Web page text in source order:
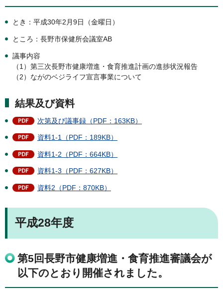
とき：平成30年2月9日（金曜日）
ところ：長野市保健所会議室AB
議事内容
（1）第三次長野市健康増進・食育推進計画の進捗状況報告
（2）ながのベジライフ宣言事業について
結果及び資料
次第及び議事録（PDF：163KB）
資料1-1（PDF：189KB）
資料1-2（PDF：664KB）
資料1-3（PDF：627KB）
資料2（PDF：870KB）
平成28年度
第5回長野市健康増進・食育推進審議会が
以下のとおり開催されました。